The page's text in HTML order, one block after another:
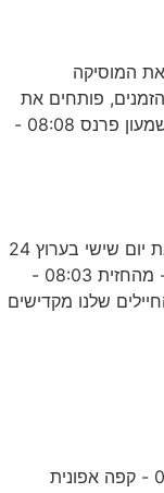
אחד יש את המוסיקה
פותחים את
השבת רק בכחול לבן. ש.ח. הרכב מנצח עם שמעון פרנס 08:08 -
יום שישי הגיע 06:00 - 08:03 בואו לפתוח את יום שישי בערוץ 24
עם כל השירים האהובים. ש.ח. ד''ש עם שיר - מהחזית 08:03 -